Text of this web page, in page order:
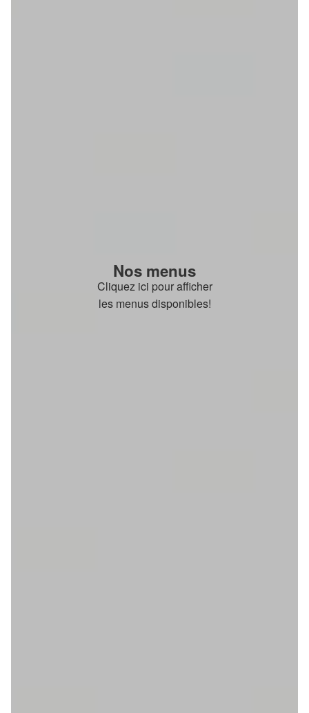
Nos menus
Cliquez ici pour afficher
les menus disponibles!